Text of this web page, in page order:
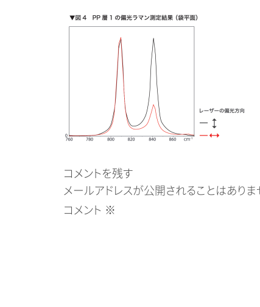
コメントを残す
メールアドレスが公開されることはありま
コメント ※